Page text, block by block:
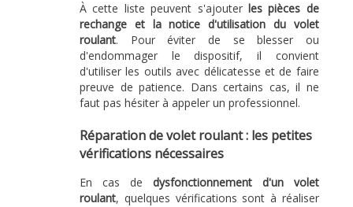
À cette liste peuvent s'ajouterles pièces de
rechange et la notice d'utilisation du volet
roulant. Pour éviter de se blesser ou
d'endommager le dispositif, il convient
d'utiliser les outils avec délicatesse et de faire
preuve de patience. Dans certains cas, il ne
faut pas hésiter à appeler un professionnel.
Réparation de volet roulant : les petites
vérifications nécessaires
En cas de dysfonctionnement d'un volet
roulant, quelques vérifications sont à réaliser